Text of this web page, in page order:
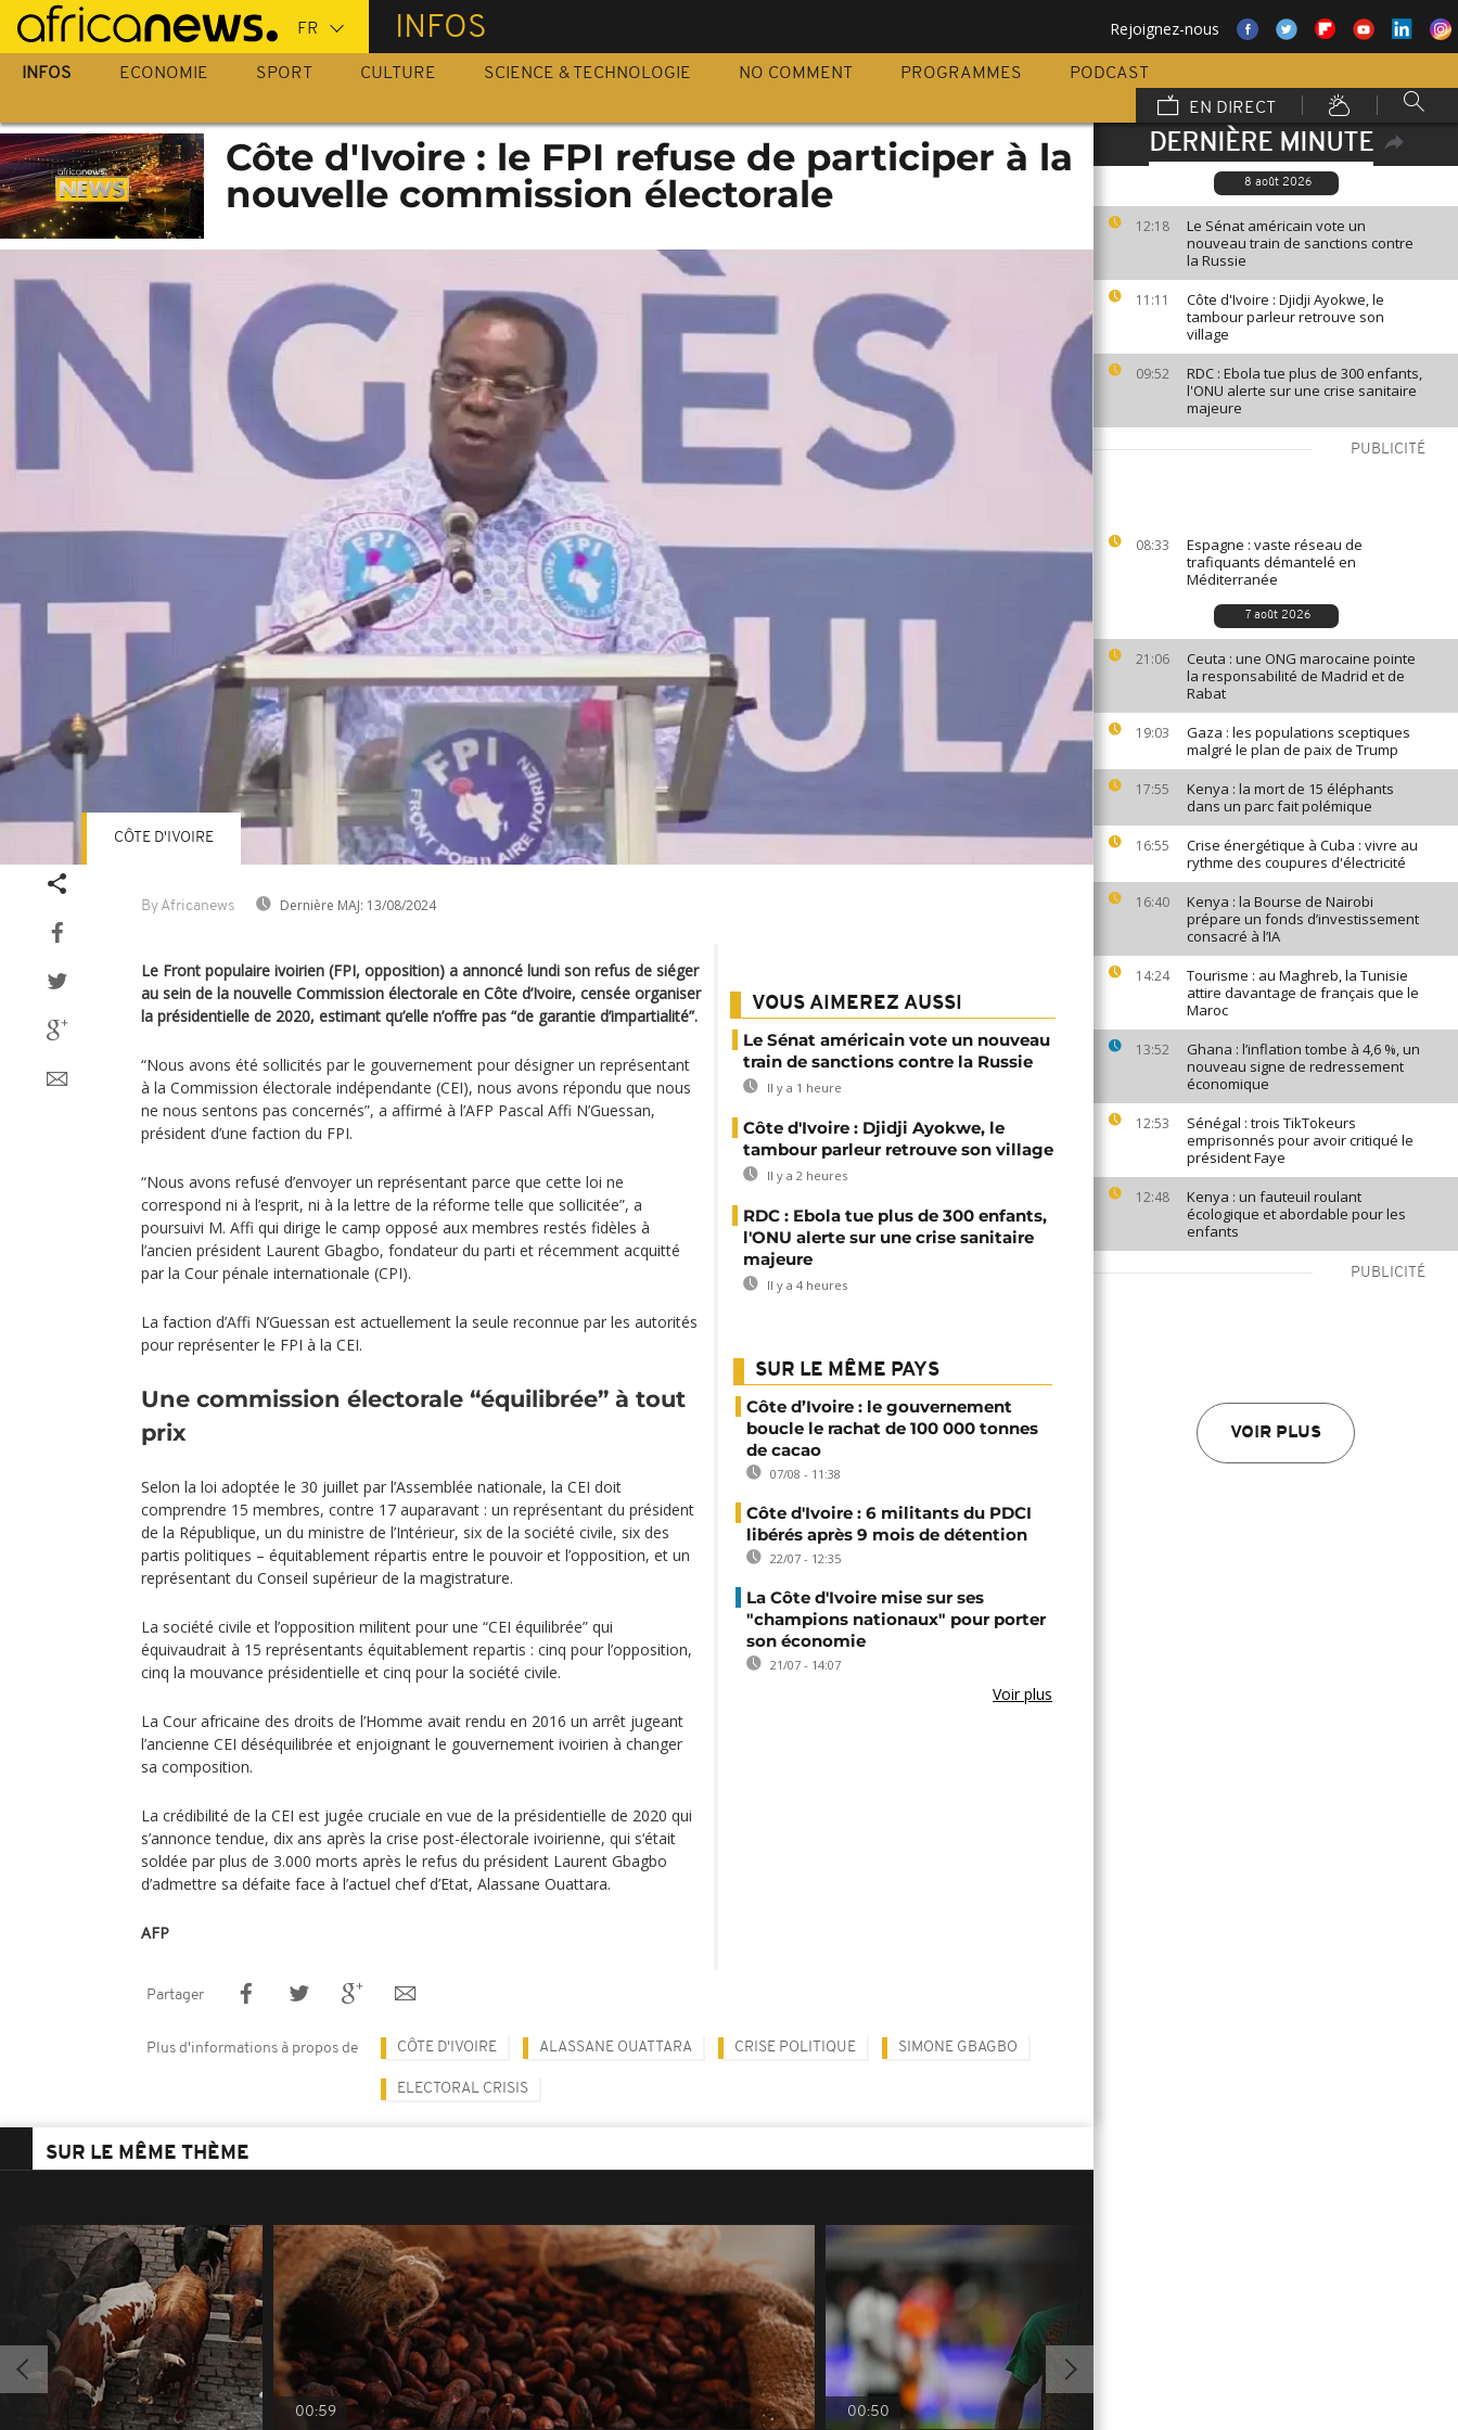
Passer
au
contenu
INFOS Rejoignez-nous
INFOS ECONOMIE SPORT CULTURE SCIENCE & TECHNOLOGIE NO COMMENT PROGRAMMES
PODCAST
EN DIRECT
DERNIÈRE MINUTE
8 août 2026
12:18
Le Sénat américain vote un
nouveau train de sanctions contre
la Russie
11:11
Côte d'Ivoire : Djidji Ayokwe, le
tambour parleur retrouve son
village
09:52
RDC : Ebola tue plus de 300 enfants,
l'ONU alerte sur une crise sanitaire
majeure
PUBLICITÉ
08:33
Espagne : vaste réseau de
trafiquants démantelé en
Méditerranée
7 août 2026
21:06
Ceuta : une ONG marocaine pointe
la responsabilité de Madrid et de
Rabat
19:03
Gaza : les populations sceptiques
malgré le plan de paix de Trump
17:55
Kenya : la mort de 15 éléphants
dans un parc fait polémique
16:55
Crise énergétique à Cuba : vivre au
rythme des coupures d'électricité
16:40
Kenya : la Bourse de Nairobi
prépare un fonds d’investissement
consacré à l’IA
14:24
Tourisme : au Maghreb, la Tunisie
attire davantage de français que le
Maroc
13:52
Ghana : l’inflation tombe à 4,6 %, un
nouveau signe de redressement
économique
12:53
Sénégal : trois TikTokeurs
emprisonnés pour avoir critiqué le
président Faye
12:48
Kenya : un fauteuil roulant
écologique et abordable pour les
enfants
PUBLICITÉ
VOIR PLUS
Côte d'Ivoire : le FPI refuse de participer à la
nouvelle commission électorale
By Africanews Dernière MAJ: 13/08/2024
CÔTE D'IVOIRE
Le Front populaire ivoirien (FPI, opposition) a annoncé lundi son refus de siéger
au sein de la nouvelle Commission électorale en Côte d’Ivoire, censée organiser
la présidentielle de 2020, estimant qu’elle n’offre pas “de garantie d’impartialité”.
“Nous avons été sollicités par le gouvernement pour désigner un représentant
à la Commission électorale indépendante (CEI), nous avons répondu que nous
ne nous sentons pas concernés”, a affirmé à l’AFP Pascal Affi N’Guessan,
président d’une faction du FPI.
“Nous avons refusé d’envoyer un représentant parce que cette loi ne
correspond ni à l’esprit, ni à la lettre de la réforme telle que sollicitée”, a
poursuivi M. Affi qui dirige le camp opposé aux membres restés fidèles à
l’ancien président Laurent Gbagbo, fondateur du parti et récemment acquitté
par la Cour pénale internationale (CPI).
La faction d’Affi N’Guessan est actuellement la seule reconnue par les autorités
pour représenter le FPI à la CEI.
Une commission électorale “équilibrée” à tout
prix
Selon la loi adoptée le 30 juillet par l’Assemblée nationale, la CEI doit
comprendre 15 membres, contre 17 auparavant : un représentant du président
de la République, un du ministre de l’Intérieur, six de la société civile, six des
partis politiques – équitablement répartis entre le pouvoir et l’opposition, et un
représentant du Conseil supérieur de la magistrature.
La société civile et l’opposition militent pour une “CEI équilibrée” qui
équivaudrait à 15 représentants équitablement repartis : cinq pour l’opposition,
cinq la mouvance présidentielle et cinq pour la société civile.
La Cour africaine des droits de l’Homme avait rendu en 2016 un arrêt jugeant
l’ancienne CEI déséquilibrée et enjoignant le gouvernement ivoirien à changer
sa composition.
La crédibilité de la CEI est jugée cruciale en vue de la présidentielle de 2020 qui
s’annonce tendue, dix ans après la crise post-électorale ivoirienne, qui s‘était
soldée par plus de 3.000 morts après le refus du président Laurent Gbagbo
d’admettre sa défaite face à l’actuel chef d’Etat, Alassane Ouattara.
AFP
VOUS AIMEREZ AUSSI
Le Sénat américain vote un nouveau
train de sanctions contre la Russie
Il y a 1 heure
Côte d'Ivoire : Djidji Ayokwe, le
tambour parleur retrouve son village
Il y a 2 heures
RDC : Ebola tue plus de 300 enfants,
l'ONU alerte sur une crise sanitaire
majeure
Il y a 4 heures
SUR LE MÊME PAYS
Côte d’Ivoire : le gouvernement
boucle le rachat de 100 000 tonnes
de cacao
07/08 - 11:38
Côte d'Ivoire : 6 militants du PDCI
libérés après 9 mois de détention
22/07 - 12:35
La Côte d'Ivoire mise sur ses
"champions nationaux" pour porter
son économie
21/07 - 14:07
Voir plus
Partager
Plus d'informations à propos de CÔTE D'IVOIRE ALASSANE OUATTARA CRISE POLITIQUE SIMONE GBAGBO
ELECTORAL CRISIS
SUR LE MÊME THÈME
00:59 00:50